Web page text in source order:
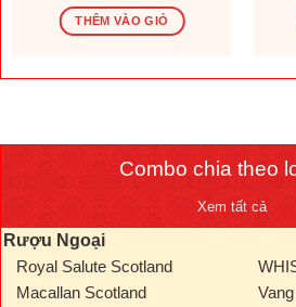
là:
1.569.600 ₫.
THÊM VÀO GIỎ
Combo chia theo
Xem tất cả
Rượu Ngoại
Royal Salute Scotland
Macallan Scotland